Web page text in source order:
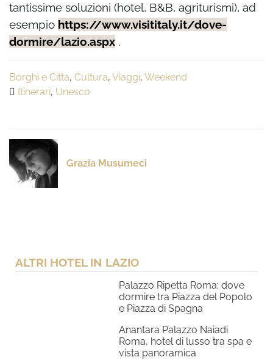
tantissime soluzioni (hotel, B&B, agriturismi), ad
esempio https://www.visititaly.it/dove-
dormire/lazio.aspx .
Borghi e Citta, Cultura, Viaggi, Weekend
Itinerari, Unesco
Grazia Musumeci
ALTRI HOTEL IN LAZIO
Palazzo Ripetta Roma: dove
dormire tra Piazza del Popolo
e Piazza di Spagna
Anantara Palazzo Naiadi
Roma, hotel di lusso tra spa e
vista panoramica